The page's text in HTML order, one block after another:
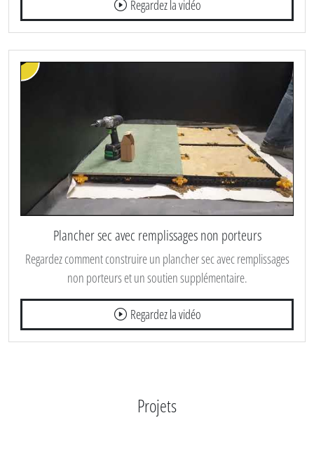
Regardez la vidéo
Plancher sec avec remplissages non porteurs
Regardez comment construire un plancher sec avec remplissages
non porteurs et un soutien supplémentaire.
Regardez la vidéo
Projets